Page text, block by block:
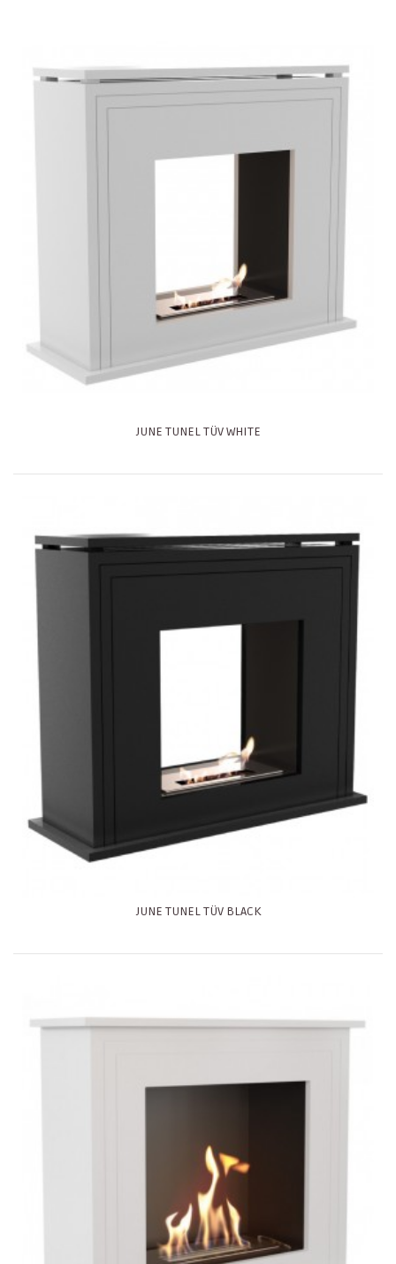
JUNE TUNEL TÜV WHITE
JUNE TUNEL TÜV BLACK